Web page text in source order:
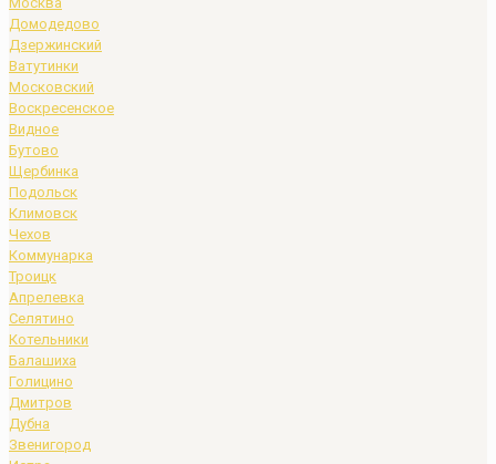
Домодедово
Дзержинский
Ватутинки
Московский
Воскресенское
Видное
Бутово
Щербинка
Подольск
Климовск
Чехов
Коммунарка
Троицк
Апрелевка
Селятино
Котельники
Балашиха
Голицино
Дмитров
Дубна
Звенигород